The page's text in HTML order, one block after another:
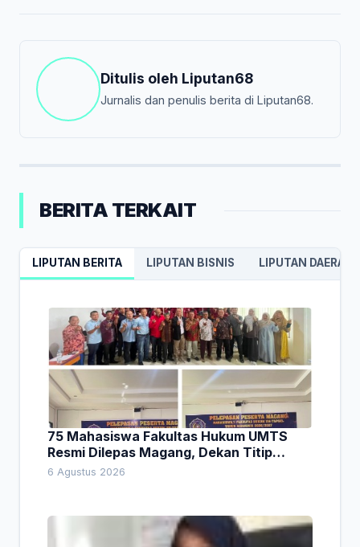
Ditulis oleh Liputan68
Jurnalis dan penulis berita di Liputan68.
BERITA TERKAIT
LIPUTAN BERITA LIPUTAN BISNIS LIPUTAN DAERAH
75 Mahasiswa Fakultas Hukum UMTS
Resmi Dilepas Magang, Dekan Titip
Empat Pesan Penting
6 Agustus 2026